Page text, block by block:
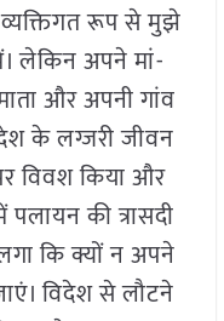
रूप से मुझे
लेकिन अपने मां-
माता और अपनी गांव
के लग्जरी जीवन
विवश किया और
की त्रासदी
कि क्यों न अपने
विदेश से लौटने